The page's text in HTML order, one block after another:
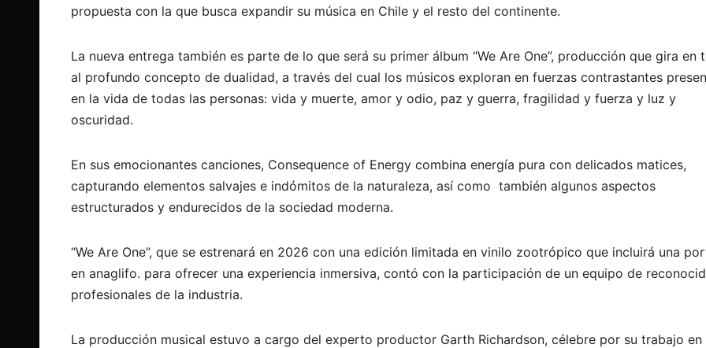
propuesta con la que busca expandir su música en Chile y el resto del continente.
La nueva entrega también es parte de lo que será su primer álbum “We Are One”, producción que gira en
al profundo concepto de dualidad, a través del cual los músicos exploran en fuerzas contrastantes
en la vida de todas las personas: vida y muerte, amor y odio, paz y guerra, fragilidad y fuerza y luz y
oscuridad.
En sus emocionantes canciones, Consequence of Energy combina energía pura con delicados matices,
capturando elementos salvajes e indómitos de la naturaleza, así como también algunos aspectos
estructurados y endurecidos de la sociedad moderna.
“We Are One”, que se estrenará en 2026 con una edición limitada en vinilo zootrópico que incluirá una
en anaglifo. para ofrecer una experiencia inmersiva, contó con la participación de un equipo de
profesionales de la industria.
La producción musical estuvo a cargo del experto productor Garth Richardson, célebre por su trabajo en